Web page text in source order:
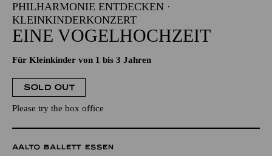
PHILHARMONIE ENTDECKEN ·
KLEINKINDERKONZERT
EINE VOGELHOCHZEIT
Für Kleinkinder von 1 bis 3 Jahren
SOLD OUT
Please try the box office
AALTO BALLETT ESSEN